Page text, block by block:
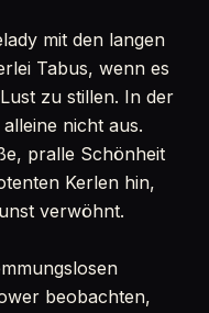
mit den langen
Tabus, wenn es
zu stillen. In der
nicht aus.
pralle Schönheit
Kerlen hin,
verwöhnt.
beobachten,